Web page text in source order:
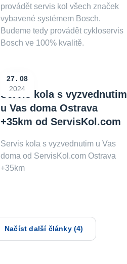
provádět servis kol všech značek
vybavené systémem Bosch.
Budeme tedy provádět cykloservis
Bosch ve 100% kvalitě.
Servis kola s vyzvednutim
u Vas doma Ostrava
+35km od ServisKol.com
27
08
2024
Servis kola s vyzvednutim u Vas
doma od ServisKol.com Ostrava
+35km
Načíst další články (4)